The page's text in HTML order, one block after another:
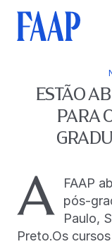
ESTÃO
PARA
A
FAAP
pós-
Paulo,
Preto.Os